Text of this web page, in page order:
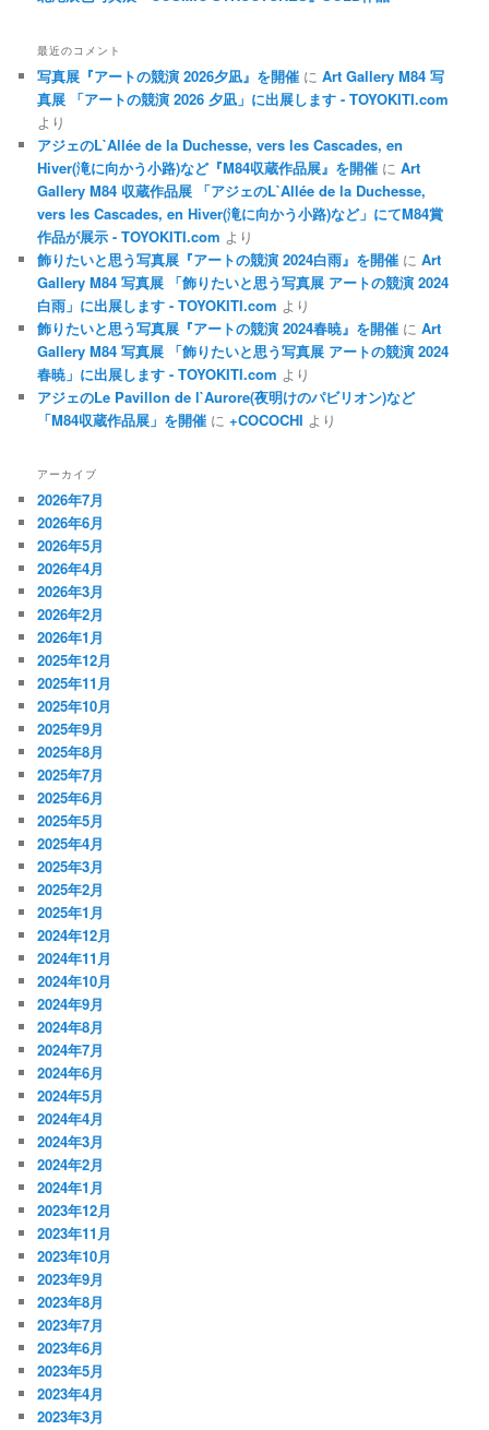
最近のコメント
写真展『アートの競演 2026夕凪』を開催 にArt Gallery M84 写
真展 「アートの競演 2026 夕凪」に出展します - TOYOKITI.com
より
アジェのL`Allée de la Duchesse, vers les Cascades, en
Hiver(滝に向かう小路)など『M84収蔵作品展』を開催 にArt
Gallery M84 収蔵作品展 「アジェのL`Allée de la Duchesse,
vers les Cascades, en Hiver(滝に向かう小路)など」にてM84賞
作品が展示 - TOYOKITI.com より
飾りたいと思う写真展『アートの競演 2024白雨』を開催 にArt
Gallery M84 写真展 「飾りたいと思う写真展 アートの競演 2024
白雨」に出展します - TOYOKITI.com より
飾りたいと思う写真展『アートの競演 2024春暁』を開催 にArt
Gallery M84 写真展 「飾りたいと思う写真展 アートの競演 2024
春暁」に出展します - TOYOKITI.com より
アジェのLe Pavillon de l`Aurore(夜明けのパビリオン)など
「M84収蔵作品展」を開催 に+COCOCHI より
アーカイブ
2026年7月
2026年6月
2026年5月
2026年4月
2026年3月
2026年2月
2026年1月
2025年12月
2025年11月
2025年10月
2025年9月
2025年8月
2025年7月
2025年6月
2025年5月
2025年4月
2025年3月
2025年2月
2025年1月
2024年12月
2024年11月
2024年10月
2024年9月
2024年8月
2024年7月
2024年6月
2024年5月
2024年4月
2024年3月
2024年2月
2024年1月
2023年12月
2023年11月
2023年10月
2023年9月
2023年8月
2023年7月
2023年6月
2023年5月
2023年4月
2023年3月